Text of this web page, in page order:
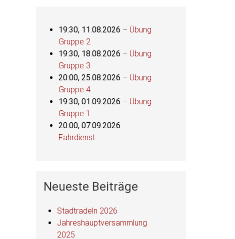
19:30, 11.08.2026 – Übung
Gruppe 2
19:30, 18.08.2026 – Übung
Gruppe 3
20:00, 25.08.2026 – Übung
Gruppe 4
19:30, 01.09.2026 – Übung
Gruppe 1
20:00, 07.09.2026 –
Fahrdienst
Neueste Beiträge
Stadtradeln 2026
Jahreshauptversammlung
2025